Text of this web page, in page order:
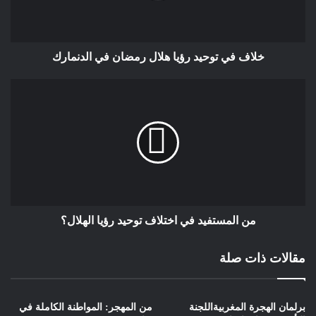
للمؤسسات الدينية التي تعاني من ضعف
مما أدى إلى تراجع الثقة وفتح المجال
لتأثيرات خارجية واجتهادات
فردية.التداعيات الناتجة عن هذا الوضع
بالمؤسسات الرسمية، سواء داخل
أكثر عرضة للتأثيرات الخارجية
هناك حاجة ماسة لإعادة النظر في
خلاف في توحيد رؤيا هلال رمضان في الدنمارك
من المستفيد في اختلاف توحيد رؤيا الهلال؟
مقالات ذات صلة
برلمان الهجرة المغربيةاللجنة
من المهجر: المواطنة الكاملة في